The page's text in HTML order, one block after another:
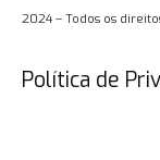
2024 – Todos os
Política de